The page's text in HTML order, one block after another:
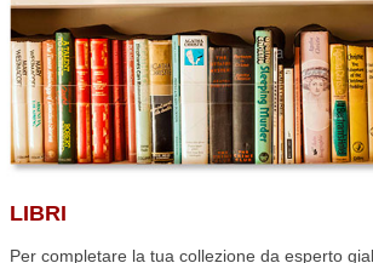
LIBRI
Per completare la tua collezione da esperto